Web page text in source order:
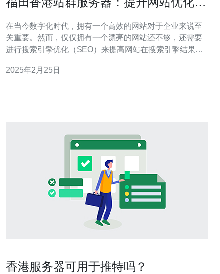
在当今数字化时代，拥有一个高效的网站对于企业来说至
关重要。然而，仅仅拥有一个漂亮的网站还不够，还需要
进行搜索引擎优化（SEO）来提高网站在搜索引擎结果页
提升网站优化效果的利器。 福田香港站群服务器是一个集
2025年2月25日
香港服务器可用于推特吗？